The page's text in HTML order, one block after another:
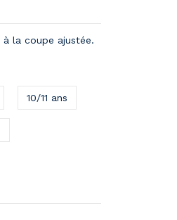
la coupe ajustée.
10/11 ans